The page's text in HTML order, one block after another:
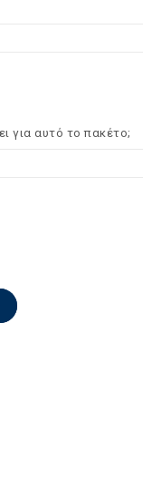
για αυτό το πακέτο;